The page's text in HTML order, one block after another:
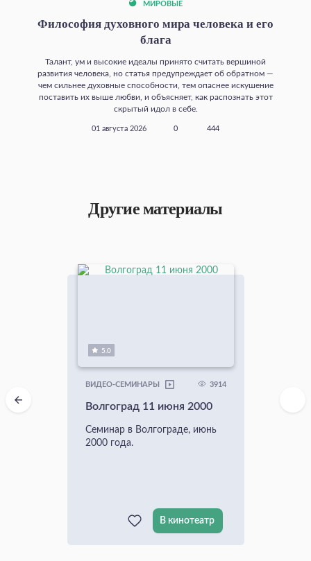
МИРОВЫЕ
Философия духовного мира человека и его
блага
Талант, ум и высокие идеалы принято считать вершиной
развития человека, но статья предупреждает об обратном —
чем сильнее духовные способности, тем опаснее искушение
поставить их выше любви, и объясняет, как распознать этот
скрытый идол в себе.
01 августа 2026 0 444
Другие материалы
5.0
ВИДЕО-СЕМИНАРЫ 3914
Волгоград 11 июня 2000
Семинар в Волгограде, июнь
2000 года.
В кинотеатр